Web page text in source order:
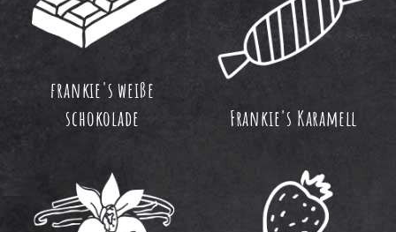
frankie's weiße
schokolade
Frankie's Karamell